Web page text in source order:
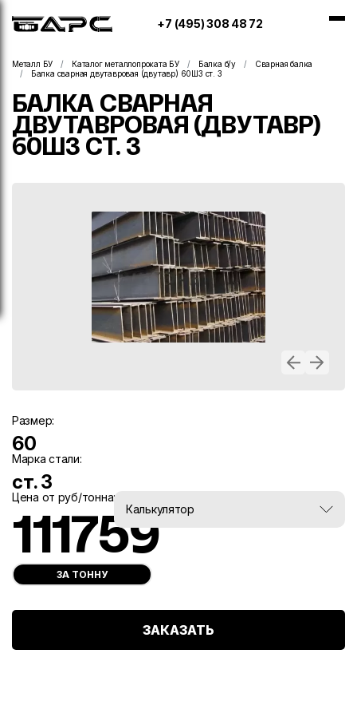
+7 (495) 308 48 72
Металл БУ Каталог металлопроката БУ Балка б/у
Сварная балка
Балка сварная двутавровая (двутавр) 60Ш3 ст. 3
БАЛКА СВАРНАЯ
ДВУТАВРОВАЯ (ДВУТАВР)
60Ш3 СТ. 3
Размер:
60
Марка стали:
ст. 3
Цена от руб/тонна:
111759
ЗА ТОННУ
Калькулятор
Вес, тн:
ЗАКАЗАТЬ